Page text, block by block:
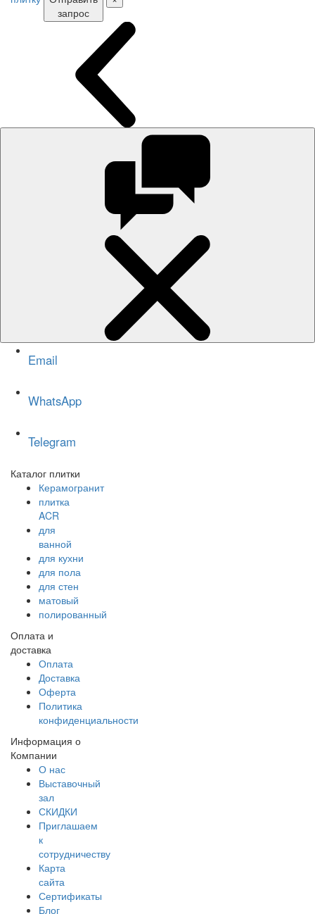
запрос
Email
WhatsApp
Telegram
Каталог плитки
Керамогранит
плитка
ACR
для
ванной
для кухни
для пола
для стен
матовый
полированный
Оплата и
доставка
Оплата
Доставка
Оферта
Политика
конфиденциальности
Информация о
Компании
О нас
Выставочный
зал
СКИДКИ
Приглашаем
к
сотрудничеству
Карта
сайта
Сертификаты
Блог